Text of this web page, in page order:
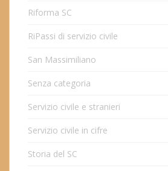
Riforma SC
RiPassi di servizio civile
San Massimiliano
Senza categoria
Servizio civile e stranieri
Servizio civile in cifre
Storia del SC